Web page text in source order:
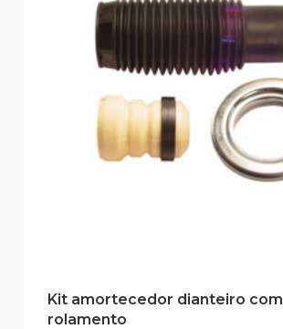
Kit amortecedor dianteiro com
rolamento